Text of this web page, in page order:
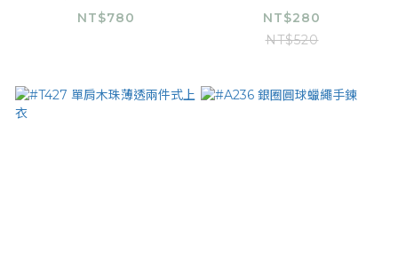
NT$780
NT$280
NT$520